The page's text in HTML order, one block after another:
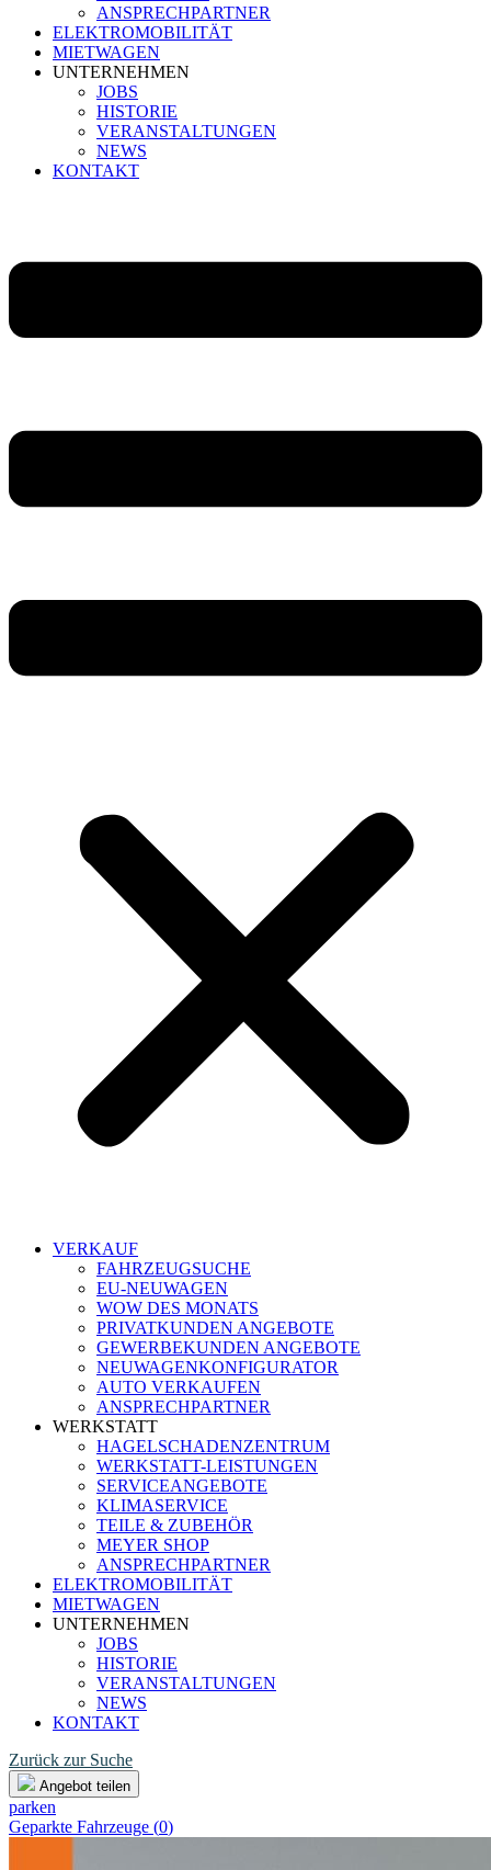
ANSPRECHPARTNER
ELEKTROMOBILITÄT
MIETWAGEN
UNTERNEHMEN
JOBS
HISTORIE
VERANSTALTUNGEN
NEWS
KONTAKT
VERKAUF
FAHRZEUGSUCHE
EU-NEUWAGEN
WOW DES MONATS
PRIVATKUNDEN ANGEBOTE
GEWERBEKUNDEN ANGEBOTE
NEUWAGENKONFIGURATOR
AUTO VERKAUFEN
ANSPRECHPARTNER
WERKSTATT
HAGELSCHADENZENTRUM
WERKSTATT-LEISTUNGEN
SERVICEANGEBOTE
KLIMASERVICE
TEILE & ZUBEHÖR
MEYER SHOP
ANSPRECHPARTNER
ELEKTROMOBILITÄT
MIETWAGEN
UNTERNEHMEN
JOBS
HISTORIE
VERANSTALTUNGEN
NEWS
KONTAKT
Zurück zur Suche
Angebot teilen
parken
Geparkte Fahrzeuge (0)